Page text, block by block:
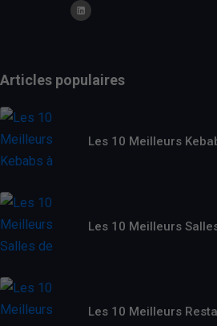
Articles populaires
Les 10 Meilleurs
Les 10 Meilleurs
Les 10 Meilleurs